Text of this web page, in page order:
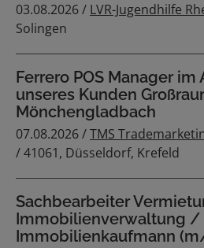
03.08.2026 / LVR-Jugendhilfe
Solingen
Ferrero POS Manager im
unseres Kunden
Mönchengladbach
07.08.2026 /TMS
/ 41061, Düsseldorf, Krefeld
Sachbearbeiter
Immobilienverwaltung /
Immobilienkaufmann